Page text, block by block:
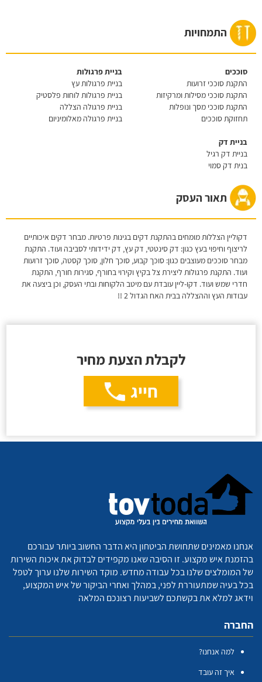
התמחויות
סוככים
התקנת סוככי זרועות
התקנת סוככי מסילות ומרקיזות
התקנת סוככי מסך ונופלות
תחזוקת סוככים
בניית פרגולות
בניית פרגולות עץ
בניית פרגולות לוחות פלסטיק
בניית פרגולה הצללה
בניית פרגולה מאלומיניום
בניית דק
בניית דק רגיל
בנית דק סמוי
תאור העסק
דקוליין הצללות מומחים בהתקנת דקים בגינות פרטיות. מבחר דקים איכותיים
לריצוף וחיפוי בעץ כגון: דק סינטטי, דק עץ, דק ידידותי לסביבה ועוד. התקנת
מבחר סוככים מעוצבים כגון: סוכך קבוע, סוכך חלון, סוכך קסטה, סוכך זרועות
ועוד. התקנת פרגולות ליצירת צל בקיץ וקירוי בחורף, סגירות חורף, התקנת
חדרי שמש ועוד. דקו-ליין עובדת עם מיטב הלקוחות ובתי העסק, וכן ביצעה את
עבודות העץ וההצללה בבית האח הגדול 2 !!
לקבלת הצעת מחיר
חייג
אנחנו מאמינים שתחושת הביטחון היא הדבר החשוב ביותר עבורכם
בהזמנת איש מקצוע. זו הסיבה שאנו מקפידים לבדוק את איכות השירות
של המומלצים שלנו בכל עבודה מחדש. מוקד השירות שלנו ערוך לטפל
בכל בעיה שמתעוררת לפני, במהלך ואחרי הביקור של איש המקצוע,
וידאג למלא את בקשתכם לשביעות רצונכם המלאה
החברה
למה אנחנו?
איך זה עובד